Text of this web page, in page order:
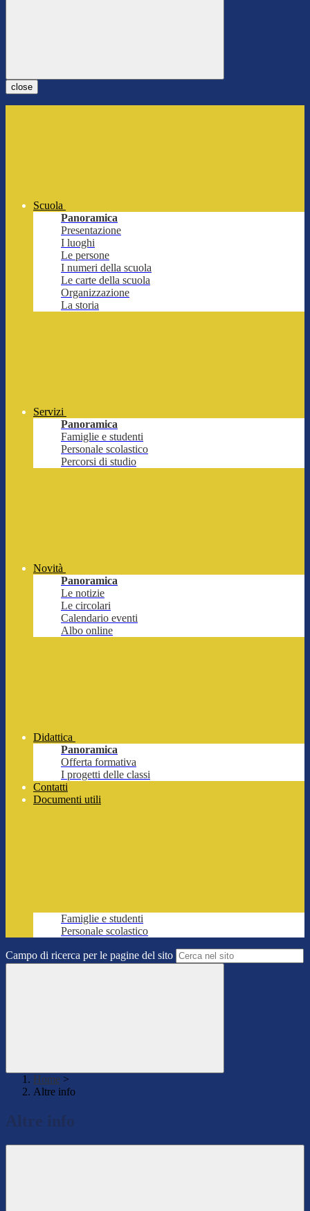
close
Scuola
Panoramica
Presentazione
I luoghi
Le persone
I numeri della scuola
Le carte della scuola
Organizzazione
La storia
Servizi
Panoramica
Famiglie e studenti
Personale scolastico
Percorsi di studio
Novità
Panoramica
Le notizie
Le circolari
Calendario eventi
Albo online
Didattica
Panoramica
Offerta formativa
I progetti delle classi
Contatti
Documenti utili
Famiglie e studenti
Personale scolastico
Campo di ricerca per le pagine del sito
Home >
Altre info
Altre info